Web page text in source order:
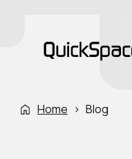
Home › Blog